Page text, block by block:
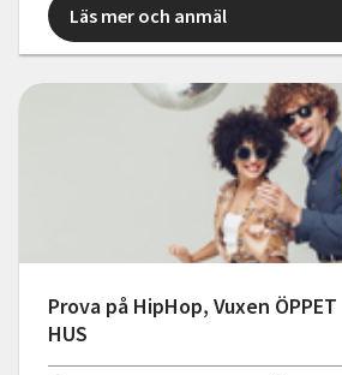
Läs mer och anmäl
Prova på HipHop, Vuxen ÖPPET
HUS